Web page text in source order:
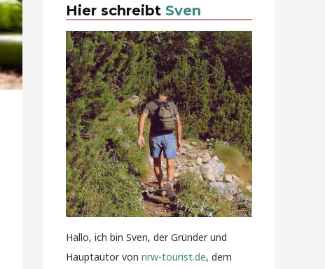
Hier schreibt Sven
Hallo, ich bin Sven, der Gründer und
Hauptautor von nrw-tourist.de, dem